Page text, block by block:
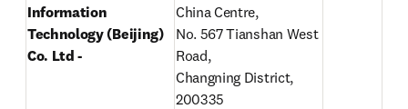
Information
Technology (Beijing)
Co. Ltd -
China Centre,
No. 567 Tianshan West
Road,
Changning District,
200335